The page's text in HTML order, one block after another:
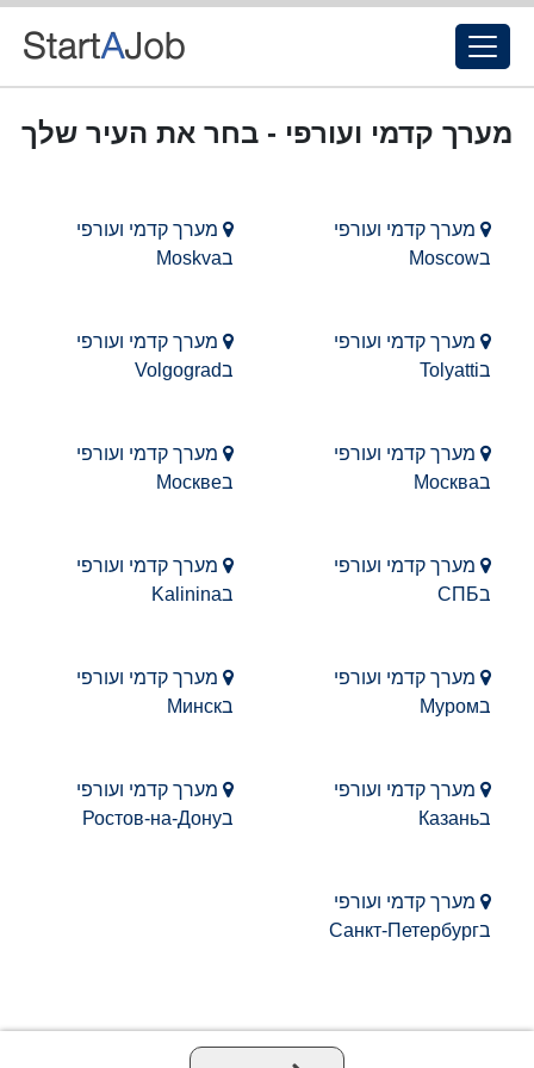
מערך קדמי ועורפי - בחר את העיר שלך
מערך קדמי ועורפי
בMoscow
מערך קדמי ועורפי
בMoskva
מערך קדמי ועורפי
בTolyatti
מערך קדמי ועורפי
בVolgograd
מערך קדמי ועורפי
בМосква
מערך קדמי ועורפי
בМоскве
מערך קדמי ועורפי
בСПБ
מערך קדמי ועורפי
בKalinina
מערך קדמי ועורפי
בМуром
מערך קדמי ועורפי
בМинск
מערך קדמי ועורפי
בКазань
מערך קדמי ועורפי
בРостов-на-Дону
מערך קדמי ועורפי
בСанкт-Петербург